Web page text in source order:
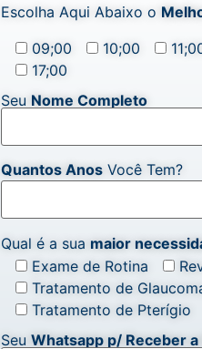
Escolha Aqui Abaixo o
09;00 10;00
17;00
Seu Nome Completo
Quantos Anos Você Tem?
Qual é a sua maior
Exame de Rotina
Tratamento de
Tratamento de Pterígio
Seu Whatsapp p/ Receber